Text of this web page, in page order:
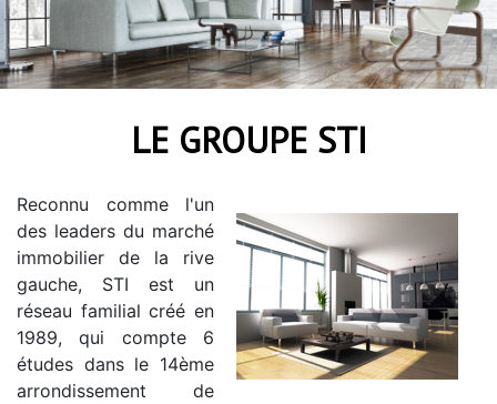
LE GROUPE STI
Reconnu comme l'un
des leaders du marché
immobilier de la rive
gauche, STI est un
réseau familial créé en
1989, qui compte 6
études dans le 14ème
arrondissement de